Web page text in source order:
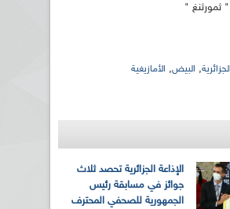
" ثمورثنغ "
, البيض, الأمازيغية
الإذاعة الجزائرية تحصد ثلاث
جوائز في مسابقة رئيس
الجمهورية للصحفي المحترف